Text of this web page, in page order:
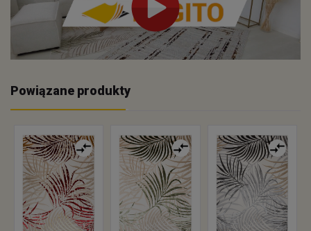
Powiązane produkty